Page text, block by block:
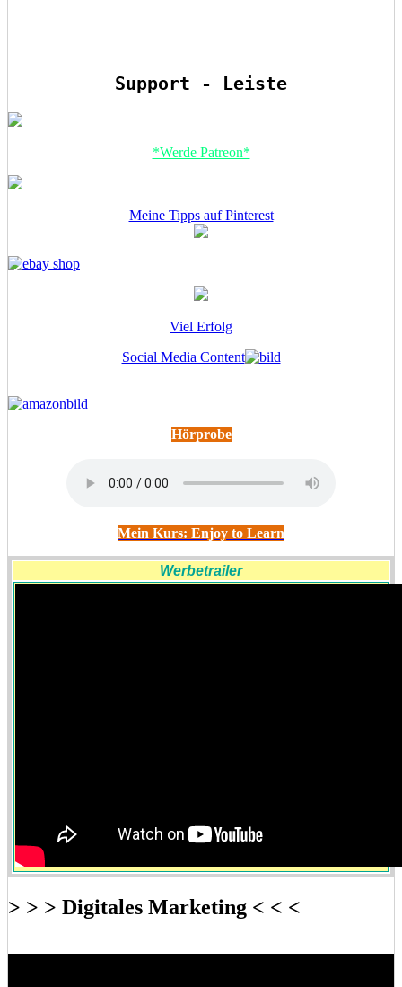
Support - Leiste
*Werde Patreon*
Meine Tipps auf Pinterest
Viel Erfolg
Social Media Content
Hörprobe
Mein Kurs: Enjoy to Learn
Werbetrailer
> > > Digitales Marketing < < <